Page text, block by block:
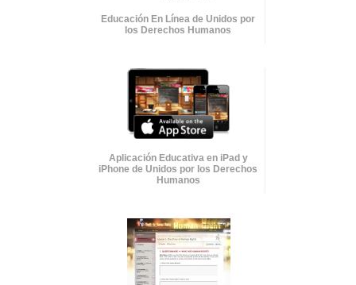
Educación En Línea de Unidos por
los Derechos Humanos
Aplicación Educativa en iPad y
iPhone de Unidos por los Derechos
Humanos